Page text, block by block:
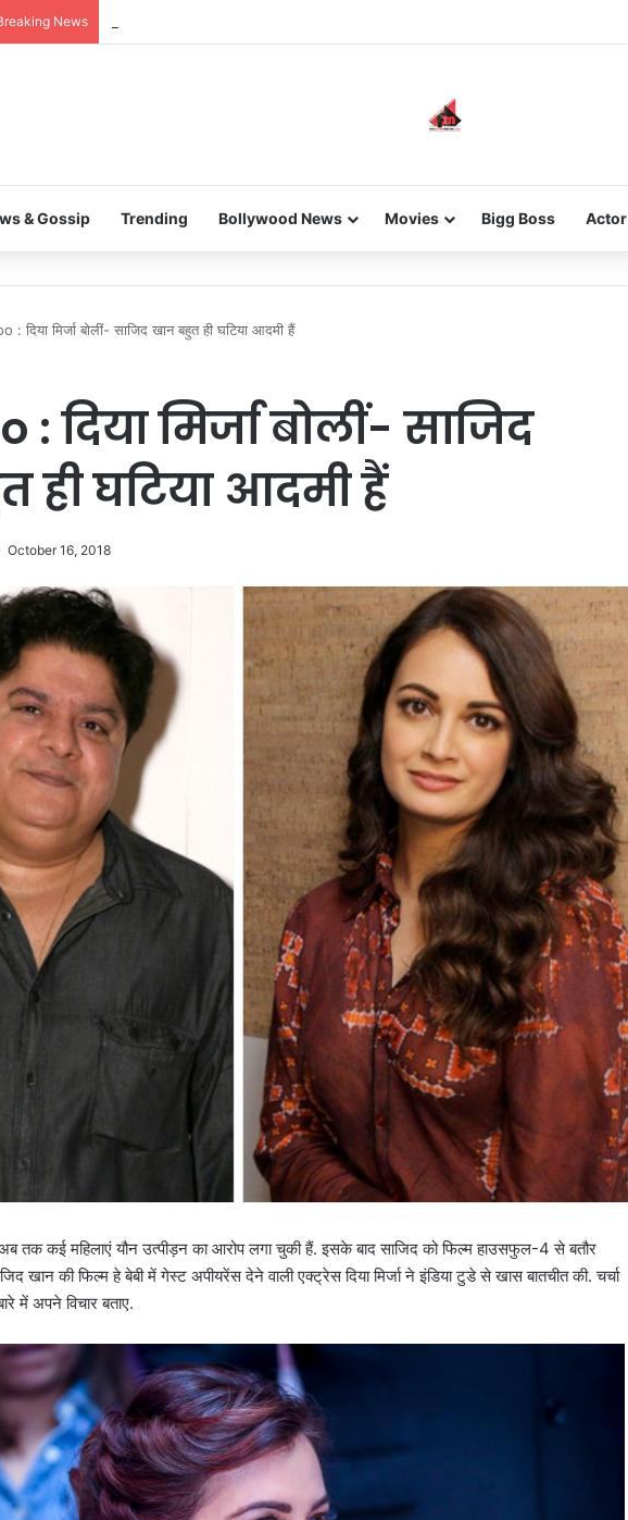
News
& Gossip Trending Bollywood News Movies Bigg Boss Actor
: दिया मिर्जा बोलीं- साजिद खान बहुत ही घटिया आदमी हैं
: दिया मिर्जा बोलीं- साजिद
ही घटिया आदमी हैं
October 16, 2018
तक कई महिलाएं यौन उत्पीड़न का आरोप लगा चुकी हैं. इसके बाद साजिद को फिल्म हाउसफुल-4 से बतौर
खान की फिल्म हे बेबी में गेस्ट अपीयरेंस देने वाली एक्ट्रेस दिया मिर्जा ने इंडिया टुडे से खास बातचीत की. चर्चा
में अपने विचार बताए.